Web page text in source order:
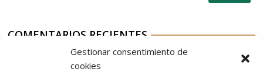
Gestionar consentimiento de
cookies
COMENTARIOS RECIENTES
Nordés Vermouth Rojo